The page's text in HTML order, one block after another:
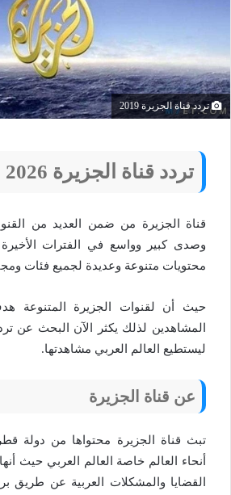
تردد قناة الجزيرة 2019
تردد قناة الجزيرة 2026
قناة الجزيرة من ضمن العديد من
وصدى كبير وواسع في الفترات
محتويات متنوعة وعديدة لجميع فئات
حيث أن لقنوات الجزيرة المتنوعة
ليستطيع العالم العربي مشاهدتها.
عن قناة الجزيرة
تبث قناة الجزيرة محتواها من دولة
أنحاء العالم خاصة العالم العربي حيث
القضايا والمشكلات العربية عن طريق